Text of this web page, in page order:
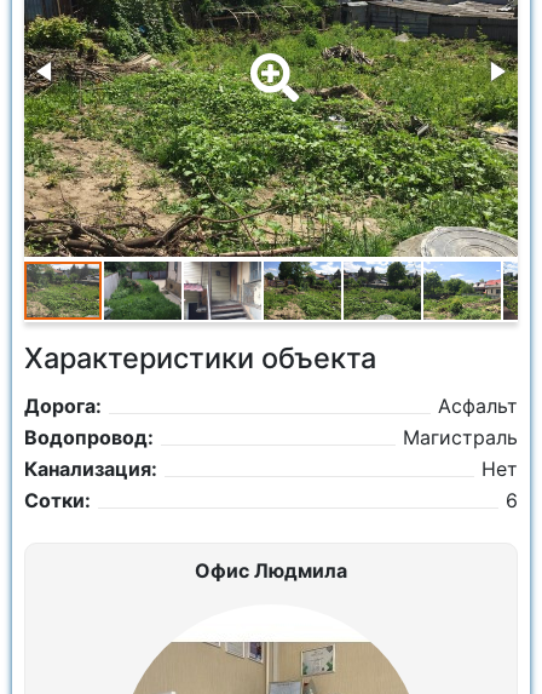
Характеристики объекта
Дорога:
Асфальт
Водопровод:
Магистраль
Канализация:
Нет
Сотки:
6
Офис Людмила